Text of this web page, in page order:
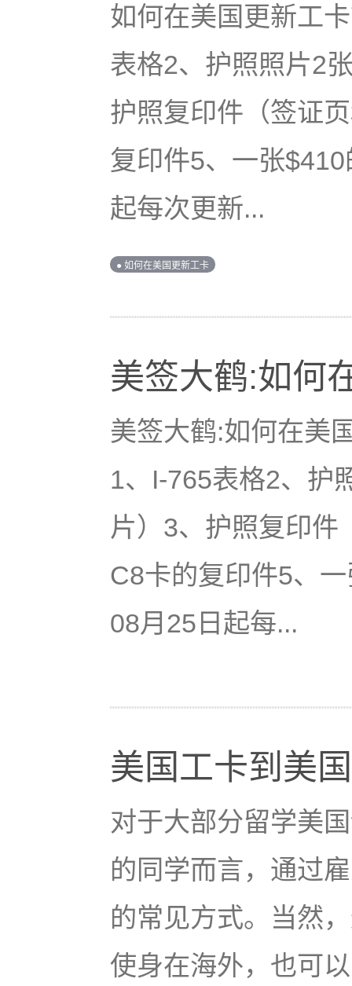
如何在美国更新工
表格2、护照照片2
护照复印件（签证
复印件5、一张
起每次更新...
● 如何在美国更新工卡
美签大鹤:如何
美签大鹤:如何在美
1、I-765表格2、护
片）3、护照复印件
C8卡的复印件5、
08月25日起每...
美国工卡到美
对于大部分留学美
的同学而言，通过
的常见方式。当然
使身在海外，也可